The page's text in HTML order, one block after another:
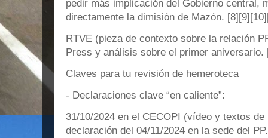
pedir más implicación del Gobierno central,
directamente la dimisión de Mazón.
RTVE (pieza de contexto sobre la relación
Press y análisis sobre el primer aniversario.
Claves para tu revisión de hemeroteca
- Declaraciones clave “en caliente”:
31/10/2024 en el CECOPI (vídeo y textos
declaración del 04/11/2024 en la sede del